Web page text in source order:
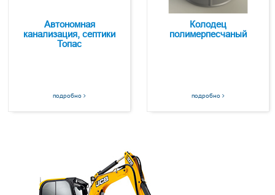
Автономная
канализация, септики
Топас
подробно
Колодец
полимерпесчаный
подробно